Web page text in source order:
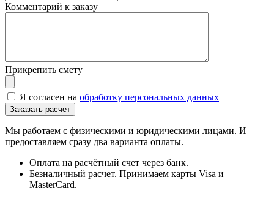
Комментарий к заказу
Прикрепить смету
Я согласен на обработку персональных данных
Мы работаем с физическими и юридическими лицами. И
предоставляем сразу два варианта оплаты.
Оплата на расчётный счет через банк.
Безналичный расчет. Принимаем карты Visa и
MasterCard.